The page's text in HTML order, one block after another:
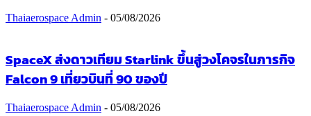
Thaiaerospace Admin - 05/08/2026
SpaceX ส่งดาวเทียม Starlink ขึ้นสู่วงโคจรในภารกิจ
Falcon 9 เที่ยวบินที่ 90 ของปี
Thaiaerospace Admin - 05/08/2026